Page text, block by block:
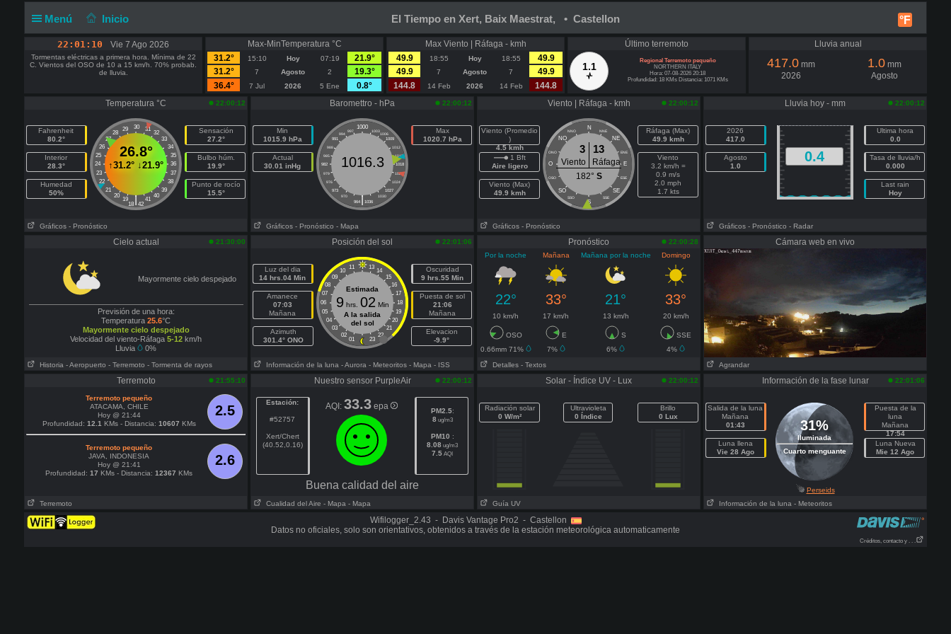
Menú Inicio °F
El Tiempo en Xert, Baix Maestrat, • Castellon
22:01:10 Vie 7 Ago 2026
Tormentas eléctricas a primera hora. Mínima de 22
C. Vientos del OSO de 10 a 15 km/h. 70% probab.
de lluvia.
Max-MinTemperatura °C
31.2°
15:10 Hoy 07:19
21.9°
31.2°
7 Agosto 2
19.3°
36.4°
7 Jul 2026 5 Ene 0.8°
Max Viento | Ráfaga - kmh
49.9
18:55 Hoy 18:55
49.9
49.9
7 Agosto 7
49.9
144.8
14 Feb 2026 14 Feb 144.8
Último terremoto
1.1
Regional Terremoto pequeño
NORTHERN ITALY
Hora: 07-08-2026 20:18
Profundidad: 18 KMs Distancia: 1071 KMs
Lluvia anual
417.0 mm
2026
1.0 mm
Agosto
Temperatura °C 22:00:12
Fahrenheit
80.2°
Interior
28.3°
Humedad
50%
30
29 31
28
32
27
33
26
34
25
35
24
36
23
37
22
38
21
39
20
40
19 41
|
18 42
26.8°
↑31.2° ↓21.9°
Sensación
27.2°
Bulbo húm.
19.9°
Punto de rocío
15.5°
Gráficos - Pronóstico
Baromettro - hPa 22:00:12
Min
1015.9 hPa
Actual
30.01 inHg
1000
997 1003
994
1006
991
1009
988
1012
985
1015
982
1018
979
1021
976
1024
973
1027
970
1030
|
964 1036
1016.3
Max
1020.7 hPa
Gráficos - Pronóstico - Mapa
Viento | Ráfaga - kmh 22:00:12
Viento (Promedio
)
4.5 kmh
1 Bft
Aire ligero
Viento (Max)
49.9 kmh
N
NNO NNE
NO NE
ONO ENE
O E
OSO ESE
SO SE
SSO SSE
S
3 13
Viento
Ráfaga
182° S
Ráfaga (Max)
49.9 kmh
Viento
3.2 km/h =
0.9 m/s
2.0 mph
1.7 kts
Gráficos - Pronóstico
Lluvia hoy - mm 22:00:12
2026
417.0
Agosto
1.0
0.4
Ultima hora
0.0
Tasa de lluvia/h
0.000
Last rain
Hoy
Gráficos - Pronóstico - Radar
Cielo actual 21:30:00
Mayormente cielo despejado
Previsión de una hora:
Temperatura 25.6°C
Mayormente cielo despejado
Velocidad del viento-Ráfaga 5-12 km/h
Lluvia
0%
Historia - Aeropuerto - Terremoto - Tormenta de rayos
Posición del sol 22:01:06
Luz del dia
14 hrs.04 Min
Amanece
07:03
Mañana
Azimuth
301.4° ONO
11 13
10
14
09
15
08
16
07
17
06
18
05
19
04
20
03
21
02
22
01 23
Estimada
9hrs. 02 Min
A la salida
del sol
Oscuridad
9 hrs.55 Min
Puesta de sol
21:06
Mañana
Elevacion
-9.9°
Información de la luna - Aurora - Meteoritos - Mapa - ISS
Pronóstico
22:00:28
Por la noche
Mañana Mañana por la noche Domingo
22° 33° 21° 33°
10 km/h 17 km/h 13 km/h 20 km/h
OSO E S
SSE
0.66mm 71%
7% 6%
4%
Detalles - Textos
Cámara web en vivo
Agrandar
Terremoto 21:55:10
2.5
Terremoto pequeño
ATACAMA, CHILE
Hoy @ 21:44
Profundidad: 12.1 KMs - Distancia: 10607 KMs
2.6
Terremoto pequeño
JAVA, INDONESIA
Hoy @ 21:41
Profundidad: 17 KMs - Distancia: 12367 KMs
Terremoto
Nuestro sensor PurpleAir 22:00:12
Estación:
#52757
Xert/Chert
(40.52,0.16)
AQI: 33.3 epa PM2.5:
8 ug/m3
PM10 :
8.08 ug/m3
7.5 AQI
Buena calidad del aire
Cualidad del Aire - Mapa - Mapa
Solar - Índice UV - Lux 22:00:12
Radiación solar
0 W/m²
Ultravioleta
0 Índice
Brillo
0 Lux
Guía UV
Información de la fase lunar 22:01:06
Salida de la luna
Mañana
01:43
Luna llena
Vie 28 Ago
31%
Iluminada
Cuarto menguante
Puesta de la
luna
Mañana
17:54
Luna Nueva
Mie 12 Ago
Perseids
Información de la luna - Meteoritos
Wifilogger_2.43 - Davis Vantage Pro2 - Castellon
Datos no oficiales, solo son orientativos, obtenidos a través de la estación meteorológica automaticamente
Créditos, contacto y . . .